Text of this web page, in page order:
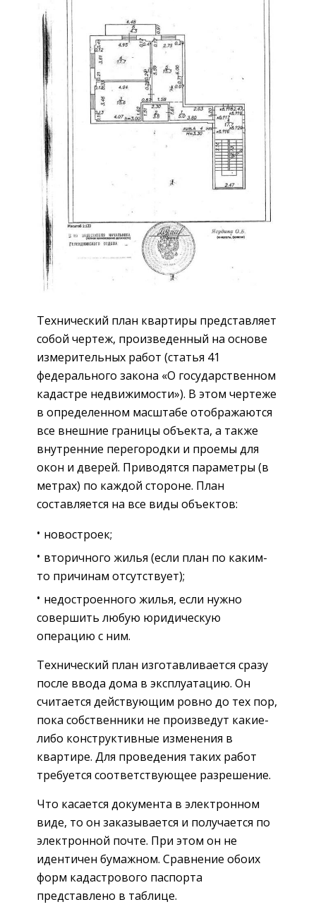
Технический план квартиры представляет
собой чертеж, произведенный на основе
измерительных работ (статья 41
федерального закона «О государственном
кадастре недвижимости»). В этом чертеже
в определенном масштабе отображаются
все внешние границы объекта, а также
внутренние перегородки и проемы для
окон и дверей. Приводятся параметры (в
метрах) по каждой стороне. План
составляется на все виды объектов:
новостроек;
вторичного жилья (если план по каким-
то причинам отсутствует);
недостроенного жилья, если нужно
совершить любую юридическую
операцию с ним.
Технический план изготавливается сразу
после ввода дома в эксплуатацию. Он
считается действующим ровно до тех пор,
пока собственники не произведут какие-
либо конструктивные изменения в
квартире. Для проведения таких работ
требуется соответствующее разрешение.
Что касается документа в электронном
виде, то он заказывается и получается по
электронной почте. При этом он не
идентичен бумажном. Сравнение обоих
форм кадастрового паспорта
представлено в таблице.